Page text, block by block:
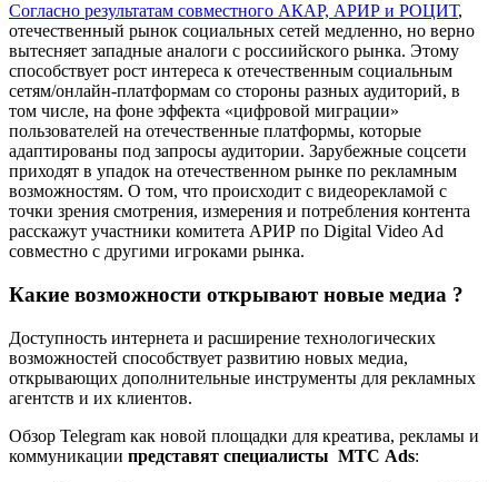
Согласно результатам совместного АКАР, АРИР и РОЦИТ,
отечественный рынок социальных сетей медленно, но верно
вытесняет западные аналоги с россиийского рынка. Этому
способствует рост интереса к отечественным социальным
сетям/онлайн-платформам со стороны разных аудиторий, в
том числе, на фоне эффекта «цифровой миграции»
пользователей на отечественные платформы, которые
адаптированы под запросы аудитории. Зарубежные соцсети
приходят в упадок на отечественном рынке по рекламным
возможностям. О том, что происходит с видеорекламой с
точки зрения смотрения, измерения и потребления контента
расскажут участники комитета АРИР по Digital Video Ad
совместно с другими игроками рынка.
Какие возможности открывают новые медиа ?
Доступность интернета и расширение технологических
возможностей способствует развитию новых медиа,
открывающих дополнительные инструменты для рекламных
агентств и их клиентов.
Обзор Telegram как новой площадки для креатива, рекламы и
коммуникации представят специалисты МТС Ads: